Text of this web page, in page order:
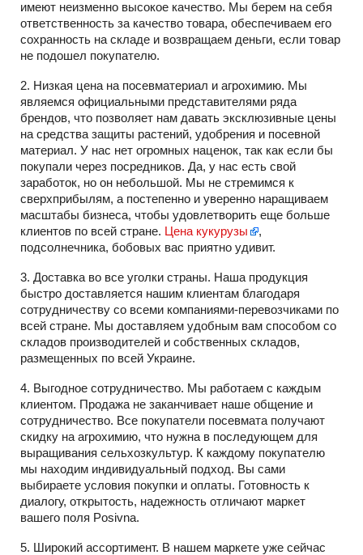
имеют неизменно высокое качество. Мы берем на себя
ответственность за качество товара, обеспечиваем его
сохранность на складе и возвращаем деньги, если товар
не подошел покупателю.
2. Низкая цена на посевматериал и агрохимию. Мы
являемся официальными представителями ряда
брендов, что позволяет нам давать эксклюзивные цены
на средства защиты растений, удобрения и посевной
материал. У нас нет огромных наценок, так как если бы
покупали через посредников. Да, у нас есть свой
заработок, но он небольшой. Мы не стремимся к
сверхприбылям, а постепенно и уверенно наращиваем
масштабы бизнеса, чтобы удовлетворить еще больше
клиентов по всей стране. Цена кукурузы
,
подсолнечника, бобовых вас приятно удивит.
3. Доставка во все уголки страны. Наша продукция
быстро доставляется нашим клиентам благодаря
сотрудничеству со всеми компаниями-перевозчиками по
всей стране. Мы доставляем удобным вам способом со
складов производителей и собственных складов,
размещенных по всей Украине.
4. Выгодное сотрудничество. Мы работаем с каждым
клиентом. Продажа не заканчивает наше общение и
сотрудничество. Все покупатели посевмата получают
скидку на агрохимию, что нужна в последующем для
выращивания сельхозкультур. К каждому покупателю
мы находим индивидуальный подход. Вы сами
выбираете условия покупки и оплаты. Готовность к
диалогу, открытость, надежность отличают маркет
вашего поля Posivna.
5. Широкий ассортимент. В нашем маркете уже сейчас